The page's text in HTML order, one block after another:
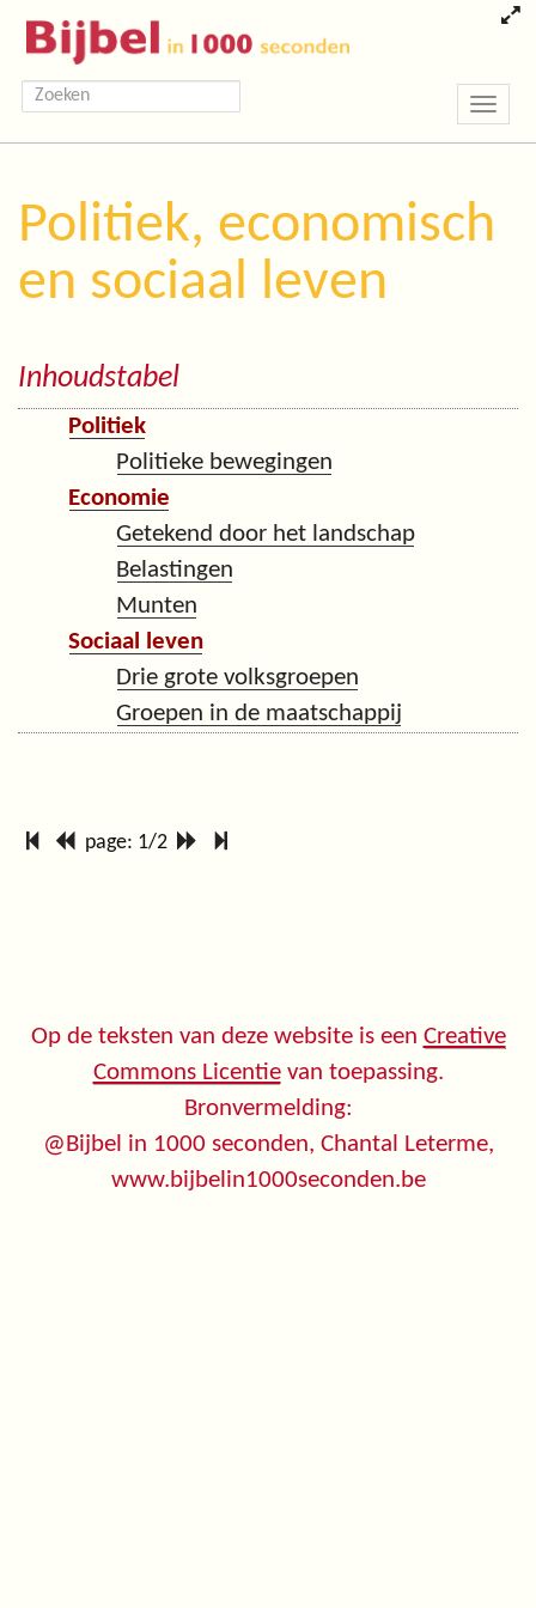
Toggle
Politiek, economisch
en sociaal leven
Inhoudstabel
Politiek
Politieke bewegingen
Economie
Getekend door het landschap
Belastingen
Munten
Sociaal leven
Drie grote volksgroepen
Groepen in de maatschappij
page: 1/2
Op de teksten van deze website is een Creative
Commons Licentievan toepassing.
Bronvermelding:
@Bijbel in 1000 seconden, Chantal Leterme,
www.bijbelin1000seconden.be